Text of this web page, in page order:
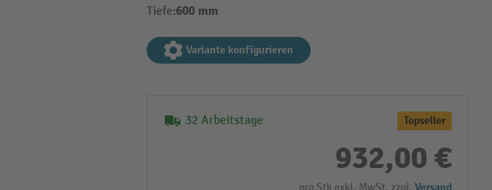
Tiefe:600 mm
Variante konfigurieren
32 Arbeitstage Topseller
932,00 €
pro Stk exkl. MwSt. zzgl. Versand